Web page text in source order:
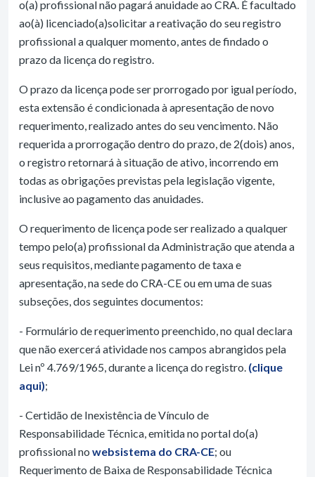
o(a) profissional não pagará anuidade ao CRA. É facultado
ao(à) licenciado(a)solicitar a reativação do seu registro
profissional a qualquer momento, antes de findado o
prazo da licença do registro.
O prazo da licença pode ser prorrogado por igual período,
esta extensão é condicionada à apresentação de novo
requerimento, realizado antes do seu vencimento. Não
requerida a prorrogação dentro do prazo, de 2(dois) anos,
o registro retornará à situação de ativo, incorrendo em
todas as obrigações previstas pela legislação vigente,
inclusive ao pagamento das anuidades.
O requerimento de licença pode ser realizado a qualquer
tempo pelo(a) profissional da Administração que atenda a
seus requisitos, mediante pagamento de taxa e
apresentação, na sede do CRA-CE ou em uma de suas
subseções, dos seguintes documentos:
- Formulário de requerimento preenchido, no qual declara
que não exercerá atividade nos campos abrangidos pela
Lei nº 4.769/1965, durante a licença do registro. (clique
aqui);
- Certidão de Inexistência de Vínculo de
Responsabilidade Técnica, emitida no portal do(a)
profissional no websistema do CRA-CE; ou
Requerimento de Baixa de Responsabilidade Técnica